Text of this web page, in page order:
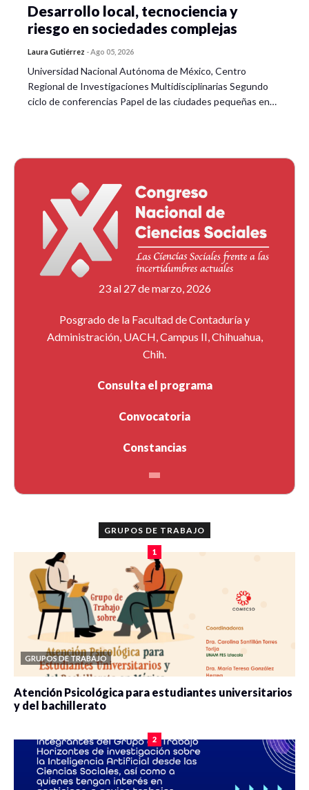
Desarrollo local, tecnociencia y
riesgo en sociedades complejas
Laura Gutiérrez -Ago 05, 2026
Universidad Nacional Autónoma de México, Centro
Regional de Investigaciones Multidisciplinarias Segundo
ciclo de conferencias Papel de las ciudades pequeñas en…
23 al 27 de marzo, 2026
Posgrado de la Facultad de Contaduría y
Administración, UACH, Campus II, Chihuahua,
Chih.
Consulta el programa
Convocatoria
Constancias
GRUPOS DE TRABAJO
1
GRUPOS DE TRABAJO
Atención Psicológica para estudiantes universitarios
y del bachillerato
2